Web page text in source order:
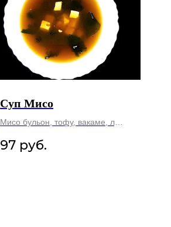
Суп Мисо
Мисо бульон, тофу, вакаме, лук
210 гр.
97 руб.